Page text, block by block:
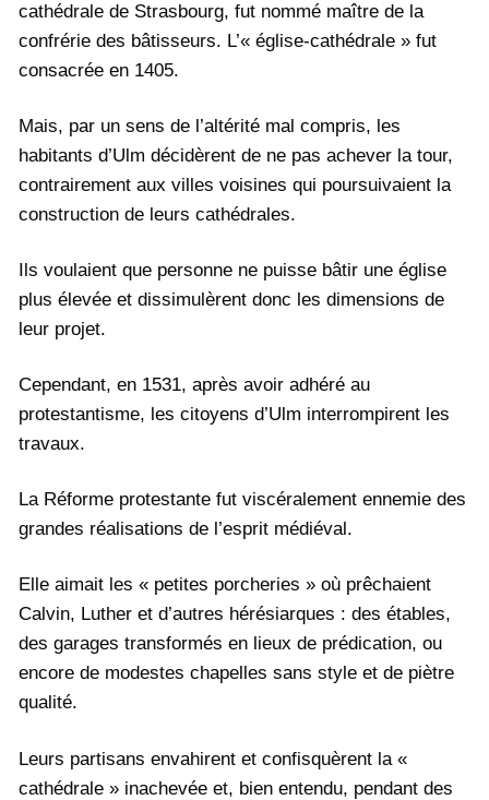
cathédrale de Strasbourg, fut nommé maître de la
confrérie des bâtisseurs. L’« église-cathédrale » fut
consacrée en 1405.
Mais, par un sens de l’altérité mal compris, les
habitants d’Ulm décidèrent de ne pas achever la tour,
contrairement aux villes voisines qui poursuivaient la
construction de leurs cathédrales.
Ils voulaient que personne ne puisse bâtir une église
plus élevée et dissimulèrent donc les dimensions de
leur projet.
Cependant, en 1531, après avoir adhéré au
protestantisme, les citoyens d’Ulm interrompirent les
travaux.
La Réforme protestante fut viscéralement ennemie des
grandes réalisations de l’esprit médiéval.
Elle aimait les « petites porcheries » où prêchaient
Calvin, Luther et d’autres hérésiarques : des étables,
des garages transformés en lieux de prédication, ou
encore de modestes chapelles sans style et de piètre
qualité.
Leurs partisans envahirent et confisquèrent la «
cathédrale » inachevée et, bien entendu, pendant des